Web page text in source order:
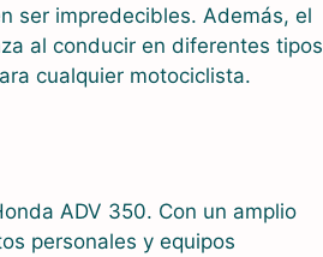
ser impredecibles. Además, el
al conducir en diferentes tipos
cualquier motociclista.
ADV 350. Con un amplio
personales y equipos